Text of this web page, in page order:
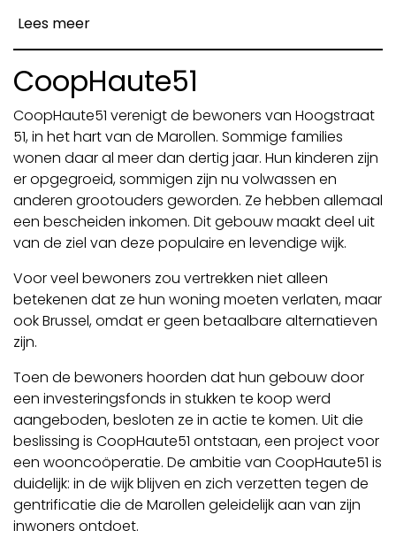
Lees meer
CoopHaute51
CoopHaute51 verenigt de bewoners van Hoogstraat
51, in het hart van de Marollen. Sommige families
wonen daar al meer dan dertig jaar. Hun kinderen zijn
er opgegroeid, sommigen zijn nu volwassen en
anderen grootouders geworden. Ze hebben allemaal
een bescheiden inkomen. Dit gebouw maakt deel uit
van de ziel van deze populaire en levendige wijk.
Voor veel bewoners zou vertrekken niet alleen
betekenen dat ze hun woning moeten verlaten, maar
ook Brussel, omdat er geen betaalbare alternatieven
zijn.
Toen de bewoners hoorden dat hun gebouw door
een investeringsfonds in stukken te koop werd
aangeboden, besloten ze in actie te komen. Uit die
beslissing is CoopHaute51 ontstaan, een project voor
een wooncoöperatie. De ambitie van CoopHaute51 is
duidelijk: in de wijk blijven en zich verzetten tegen de
gentrificatie die de Marollen geleidelijk aan van zijn
inwoners ontdoet.